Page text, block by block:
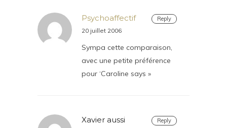
Reply
Psychoaffectif
20 juillet 2006
Sympa cette comparaison,
avec une petite préférence
pour ‘Caroline says »
Reply
Xavier aussi